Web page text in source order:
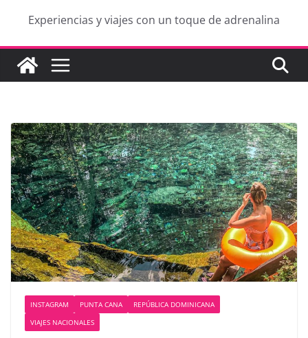
Experiencias y viajes con un toque de adrenalina
INSTAGRAM PUNTA CANA
REPÚBLICA DOMINICANA
VIAJES NACIONALES